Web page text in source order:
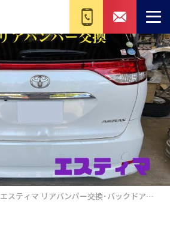
エスティマ リアバンパー交換･バックドア交